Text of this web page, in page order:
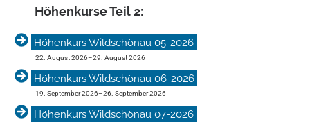
Höhen­kurse Teil 2:
Höhenkurs Wildschönau 05-2026
22. August 2026–29. August 2026
Höhenkurs Wildschönau 06-2026
19. September 2026–26. September 2026
Höhenkurs Wildschönau 07-2026